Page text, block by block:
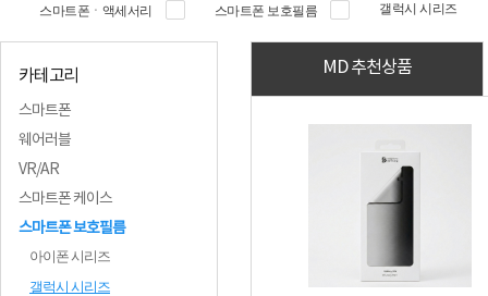
스마트폰ㆍ액세서리 스마트폰 보호필름 갤럭시 시리즈
카테고리
스마트폰
웨어러블
VR/AR
스마트폰 케이스
스마트폰 보호필름
아이폰 시리즈
갤럭시 시리즈
MD 추천상품